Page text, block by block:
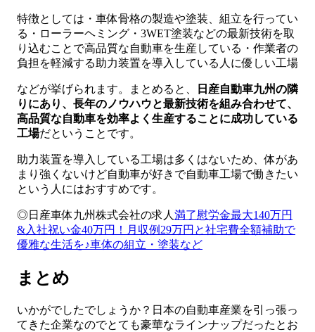
特徴としては・車体骨格の製造や塗装、組立を行ってい
る・ローラーヘミング・3WET塗装などの最新技術を取
り込むことで高品質な自動車を生産している・作業者の
負担を軽減する助力装置を導入している人に優しい工場
などが挙げられます。まとめると、
日産自動車九州の隣
りにあり、長年のノウハウと最新技術を組み合わせて、
高品質な自動車を効率よく生産することに成功している
工場だということです。
助力装置を導入している工場は多くはないため、体があ
まり強くないけど自動車が好きで自動車工場で働きたい
という人にはおすすめです。
◎日産車体九州株式会社の求人 満了慰労金最大140万円
&入社祝い金40万円！月収例29万円と社宅費全額補助で
優雅な生活を♪車体の組立・塗装など
まとめ
いかがでしたでしょうか？日本の自動車産業を引っ張っ
てきた企業なのでとても豪華なラインナップだったとお